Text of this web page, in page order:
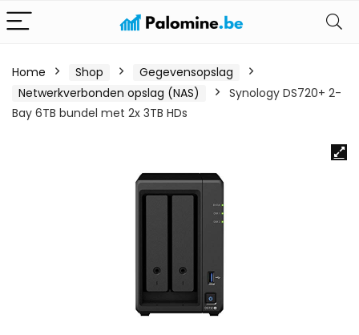
Home Shop
Gegevensopslag
Netwerkverbonden opslag (NAS)
Synology DS720+ 2-
Bay 6TB bundel met 2x 3TB HDs